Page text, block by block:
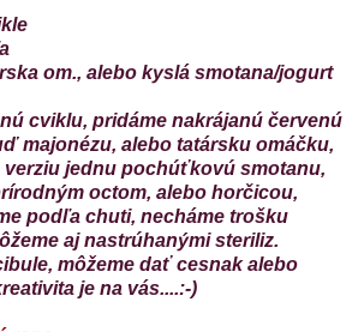
om., alebo kyslá smotana/jogurt
cviklu, pridáme nakrájanú červenú
majonézu, alebo tatársku omáčku,
verziu jednu pochúťkovú smotanu,
octom, alebo horčicou,
podľa chuti, necháme trošku
aj nastrúhanými steriliz.
môžeme dať cesnak alebo
je na vás....:-)